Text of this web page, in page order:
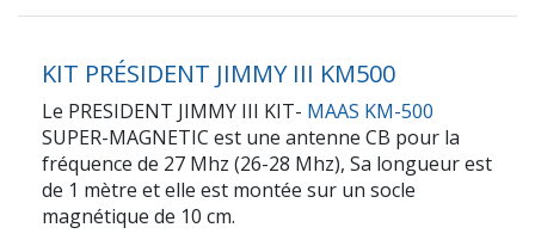
KIT PRÉSIDENT JIMMY III KM500
Le PRESIDENT JIMMY III KIT- MAAS KM-500
SUPER-MAGNETIC est une antenne CB pour la
fréquence de 27 Mhz (26-28 Mhz), Sa longueur est
de 1 mètre et elle est montée sur un socle
magnétique de 10 cm.